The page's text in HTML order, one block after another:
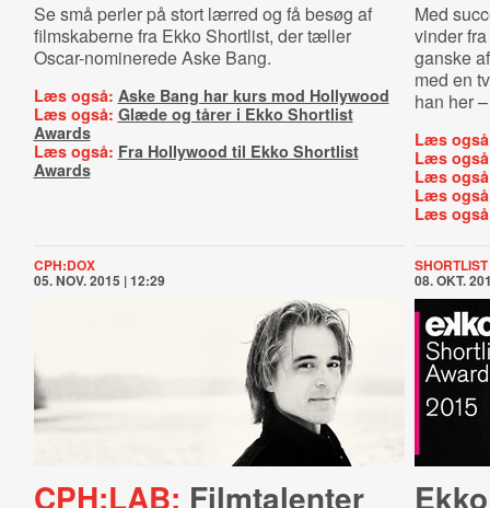
Se små perler på stort lærred og få besøg af
filmskaberne fra Ekko Shortlist, der tæller
Oscar-nominerede Aske Bang.
Læs også: Aske Bang har kurs mod Hollywood
Læs også: Glæde og tårer i Ekko Shortlist
Awards
Læs også: Fra Hollywood til Ekko Shortlist
Awards
Med
vinder
ganske
med en
han her
Læs
Læs
Læs
Læs
Læs
CPH:DOX
05. NOV. 2015 | 12:29
CPH:LAB: Filmtalenter
08. OKT.